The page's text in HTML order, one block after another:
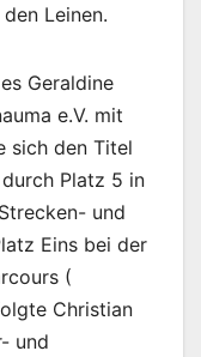
Leinen.
Geraldine
e.V. mit
sich den Titel
Platz 5 in
und
Eins bei der
(
Christian
und